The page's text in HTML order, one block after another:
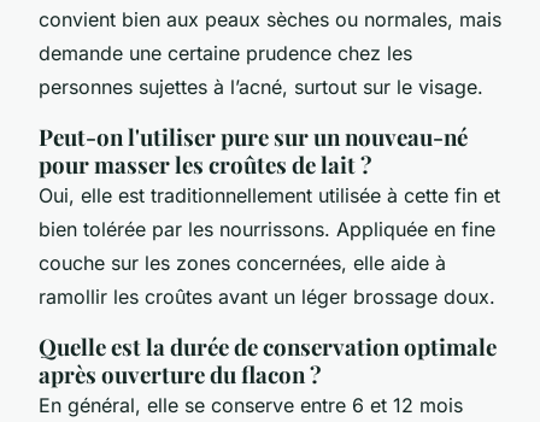
convient bien aux peaux sèches ou normales, mais
demande une certaine prudence chez les
personnes sujettes à l’acné, surtout sur le visage.
Peut-on l'utiliser pure sur un nouveau-né
pour masser les croûtes de lait ?
Oui, elle est traditionnellement utilisée à cette fin et
bien tolérée par les nourrissons. Appliquée en fine
couche sur les zones concernées, elle aide à
ramollir les croûtes avant un léger brossage doux.
Quelle est la durée de conservation optimale
après ouverture du flacon ?
En général, elle se conserve entre 6 et 12 mois